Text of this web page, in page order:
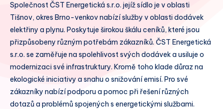
Společnost ČST Energetická s.r.o. jejíž sídlo je v oblasti
Tišnov, okres Brno-venkov nabízí služby v oblasti dodávek
elektřiny a plynu. Poskytuje širokou škálu ceníků, které jsou
přizpůsobeny různým potřebám zákazníků. ČST Energetická
s.r.o. se zaměřuje na spolehlivost svých dodávek a usiluje o
modernizaci své infrastruktury. Kromě toho klade důraz na
ekologické iniciativy a snahu o snižování emisí. Pro své
zákazníky nabízí podporu a pomoc při řešení různých
dotazů a problémů spojených s energetickými službami.